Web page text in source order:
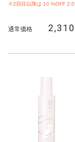
※2回目以降は 10 %OFF
通常価格 2,310